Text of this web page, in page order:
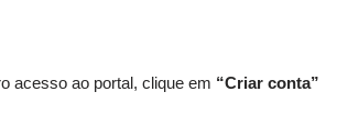
acesso ao portal, clique em “Criar conta”